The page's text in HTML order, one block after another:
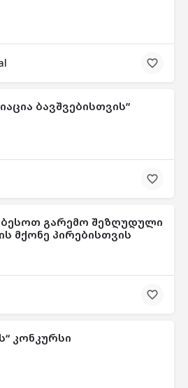
ბავშვებისთვის”
გარემო შეზღუდული
მქონე პირებისთვის
კონკურსი